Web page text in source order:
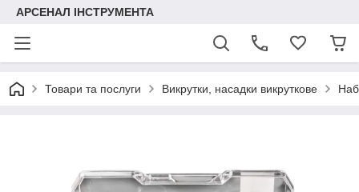
АРСЕНАЛ ІНСТРУМЕНТА
Товари та послуги Викрутки, насадки викруткове